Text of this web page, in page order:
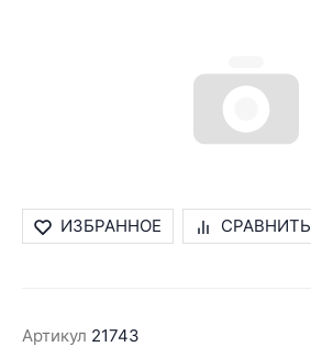
ИЗБРАННОЕ СРАВНИТЬ
Артикул 21743